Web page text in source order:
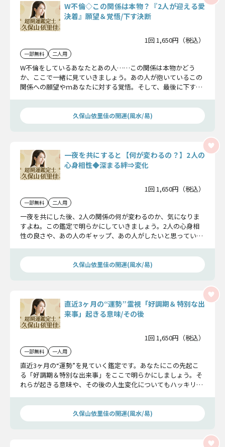
W不倫◇この関係は本物？『2人が迎える愛
決着』願望＆覚悟/下す決断
1回 1,650円（税込）
一部無料 二人用
W不倫をしているあなたとあの人……この関係は本物かどう
か、ここで一緒に見ていきましょう。あの人が抱いているこの
関係への願望やｍあなたに対する覚悟。そして、最後に下すあ
久保山依里佳の開運(風水/易)
一夜を共にすると【何が変わるの？】2人の
心身相性◆深まる絆⇒変化
1回 1,650円（税込）
一部無料 二人用
一夜を共にした後、2人の関係の何が変わるのか、気になりま
すよね。この鑑定で明らかにしていきましょう。2人の心身相
性の良さや、あの人のギャップ、あの人がしたいと思っている
久保山依里佳の開運(風水/易)
直近3ヶ月の“運勢”霊視「好調期＆特別な出
来事」起きる意味/その後
1回 1,650円（税込）
一部無料 一人用
直近3ヶ月の“運勢”を見ていく鑑定です。あなたにこの先起こ
る「好調期＆特別な出来事」をここで明らかにしましょう。そ
れらが起きる意味や、その後の人生変化についてもハッキリと
久保山依里佳の開運(風水/易)